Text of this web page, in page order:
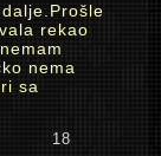
rekao
nema
sa
18